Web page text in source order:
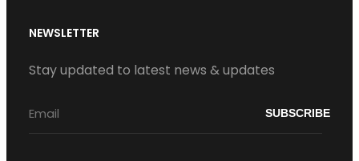
NEWSLETTER
Stay updated to latest news & updates